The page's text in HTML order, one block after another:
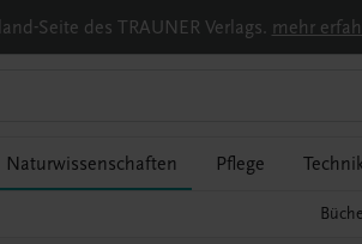
Seite des TRAUNER Verlags. mehr
Naturwissenschaften Pflege